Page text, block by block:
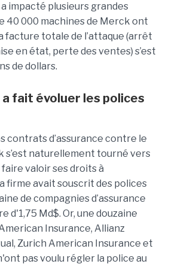
impacté plusieurs grandes
40 000 machines de Merck ont
facture totale de l’attaque (arrêt
en état, perte des ventes) s’est
de dollars.
fait évoluer les polices
contrats d’assurance contre le
s’est naturellement tourné vers
valoir ses droits à
firme avait souscrit des polices
de compagnies d’assurance
d'1,75 Md$. Or, une douzaine
Insurance, Allianz
Zurich American Insurance et
pas voulu régler la police au